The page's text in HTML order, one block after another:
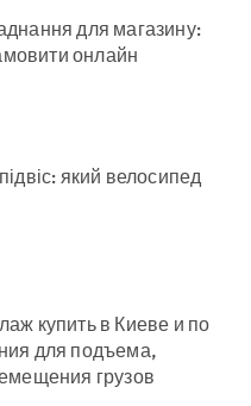
для магазину:
онлайн
який велосипед
купить в Киеве и по
для подъема,
грузов